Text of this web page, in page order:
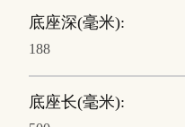
底座深(毫米):
188
底座长(毫米):